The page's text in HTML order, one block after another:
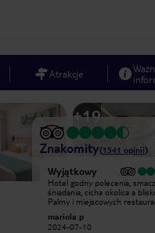
Atrakcje
+19
Znakomity(1541 opinii)
Wyjątkowy
Hotel godny polecenia,
śniadania, cicha okolica a
Palmy i miejscowych
!mariola p
2024-07-10